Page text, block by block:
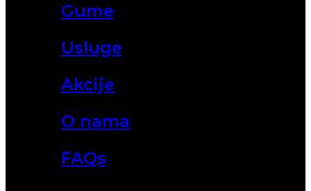
Gume
Usluge
Akcije
O nama
FAQs